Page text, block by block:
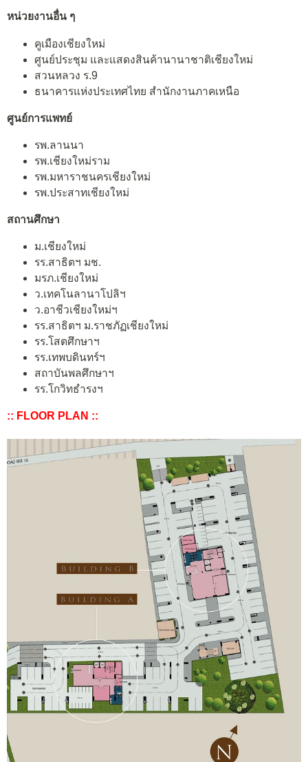
หน่วยงานอื่น ๆ
คูเมืองเชียงใหม่
ศูนย์ประชุม และแสดงสินค้านานาชาติเชียงใหม่
สวนหลวง ร.9
ธนาคารแห่งประเทศไทย สำนักงานภาคเหนือ
ศูนย์การแพทย์
รพ.ลานนา
รพ.เชียงใหม่ราม
รพ.มหาราชนครเชียงใหม่
รพ.ประสาทเชียงใหม่
สถานศึกษา
ม.เชียงใหม่
รร.สาธิตฯ มช.
มรภ.เชียงใหม่
ว.เทคโนลานาโปลิฯ
ว.อาชีวเชียงใหม่ฯ
รร.สาธิตฯ ม.ราชภัฏเชียงใหม่
รร.โสตศึกษาฯ
รร.เทพบดินทร์ฯ
สถาบันพลศึกษาฯ
รร.โกวิทธำรงฯ
:: FLOOR PLAN ::